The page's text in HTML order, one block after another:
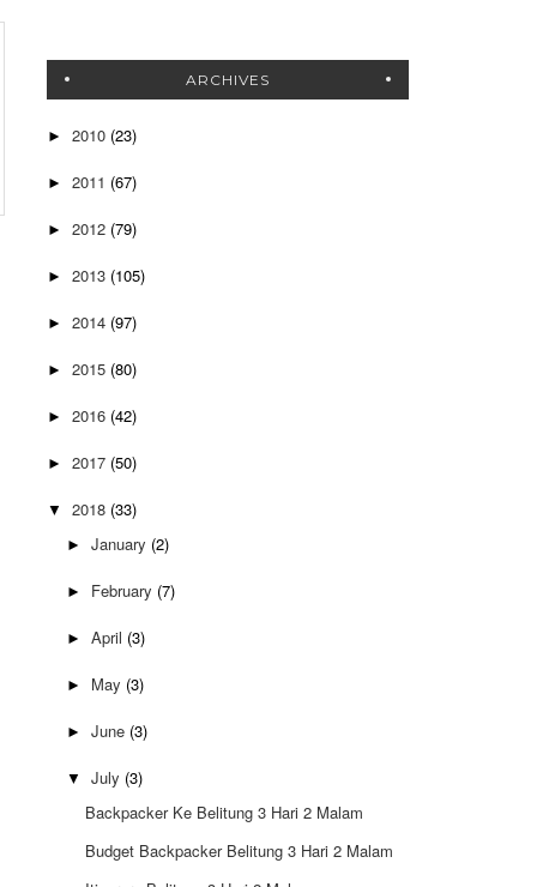
ARCHIVES
► 2010 (23)
► 2011 (67)
► 2012 (79)
► 2013 (105)
► 2014 (97)
► 2015 (80)
► 2016 (42)
► 2017 (50)
▼ 2018 (33)
► January (2)
► February (7)
► April (3)
► May (3)
► June (3)
▼ July (3)
Backpacker Ke Belitung 3 Hari 2 Malam
Budget Backpacker Belitung 3 Hari 2 Malam